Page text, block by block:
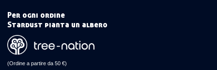
Per ogni ordine
Stardust pianta un albero
(Ordine a partire da 50 €)